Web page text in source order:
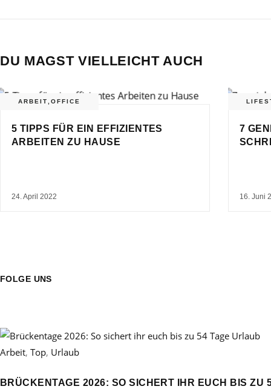
DU MAGST VIELLEICHT AUCH
ARBEIT,OFFICE
5 TIPPS FÜR EIN EFFIZIENTES
ARBEITEN ZU HAUSE
24. April 2022
7
16. Juni
FOLGE UNS
Arbeit, Top, Urlaub
BRÜCKENTAGE 2026: SO SICHERT IHR EUCH BIS ZU